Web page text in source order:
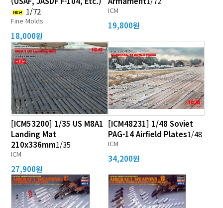
1/72
Fine Molds
18,000원
ICM
19,800원
[ICM53200] 1/35 US M8A1
Landing Mat
210х336mm1/35
ICM
27,900원
[ICM48231] 1/48 Soviet
PAG-14 Airfield Plates1/48
ICM
34,200원